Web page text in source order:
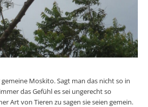
gemeine Moskito. Sagt man das nicht so in
das Gefühl es sei ungerecht so
Art von Tieren zu sagen sie seien gemein.